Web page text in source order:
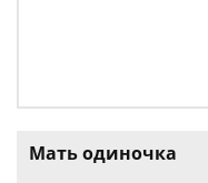
Мать одиночка